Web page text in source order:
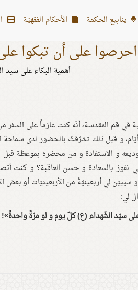
ينابيع الحكمة الأحکام الفقهیّة
احرصوا على أن تبكوا
أهمية البكاء على سيد
في قم المقدسة، أنّه كنت عازماً على السفر
أيّام، و قبل ذلك تشرّفتُ بالحضور لدى سماحة
و الاستفادة و من محضره بموعظة قبل
نفوز بالسعادة و حسن العاقبة؟ و كنت
لي أربعينيّةً من الأربعينيّات أو بعض
لي:
سيّد الشّهداء (ع) كلّ يوم و لو مرّةً واحدةً»!